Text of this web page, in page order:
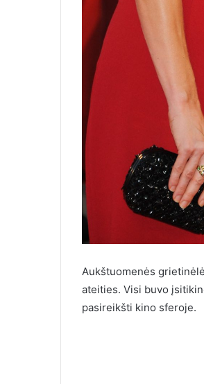
Aukštuomenės
ateities. Visi buvo
pasireikšti kino sferoje.